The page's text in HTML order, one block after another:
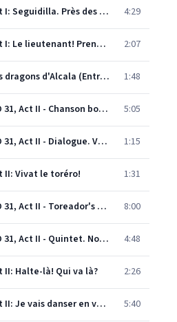
Bizet: Carmen, Act I: Seguidilla. Près des remparts de Séville 4:29
Bizet: Carmen, Act I: Le lieutenant! Prenez garde! 2:07
Bizet: Carmen: Les dragons d'Alcala (Entracte After Act I) 1:48
Bizet: Carmen, WD 31, Act II - Chanson bohème. Les tringles des sistres tintaient 5:05
Bizet: Carmen, WD 31, Act II - Dialogue. Vous avez quelque chose à nous dire? 1:15
II: Vivat le toréro! 1:31
Bizet: Carmen, WD 31, Act II - Toreador's Song. Votre toast, je peux vous le rendre 8:00
Bizet: Carmen, WD 31, Act II - Quintet. Nous avons en tête une affaire 4:48
II: Halte-là! Qui va là? 2:26
Bizet: Carmen, Act II: Je vais danser en votre honneur 5:40